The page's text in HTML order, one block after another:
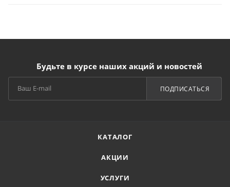
Будьте в курсе наших акций и новостей
ПОДПИСАТЬСЯ
КАТАЛОГ
АКЦИИ
УСЛУГИ